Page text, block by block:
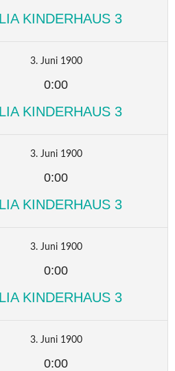
KINDERHAUS 3
3. Juni 1900
0:00
KINDERHAUS 3
3. Juni 1900
0:00
KINDERHAUS 3
3. Juni 1900
0:00
KINDERHAUS 3
3. Juni 1900
0:00